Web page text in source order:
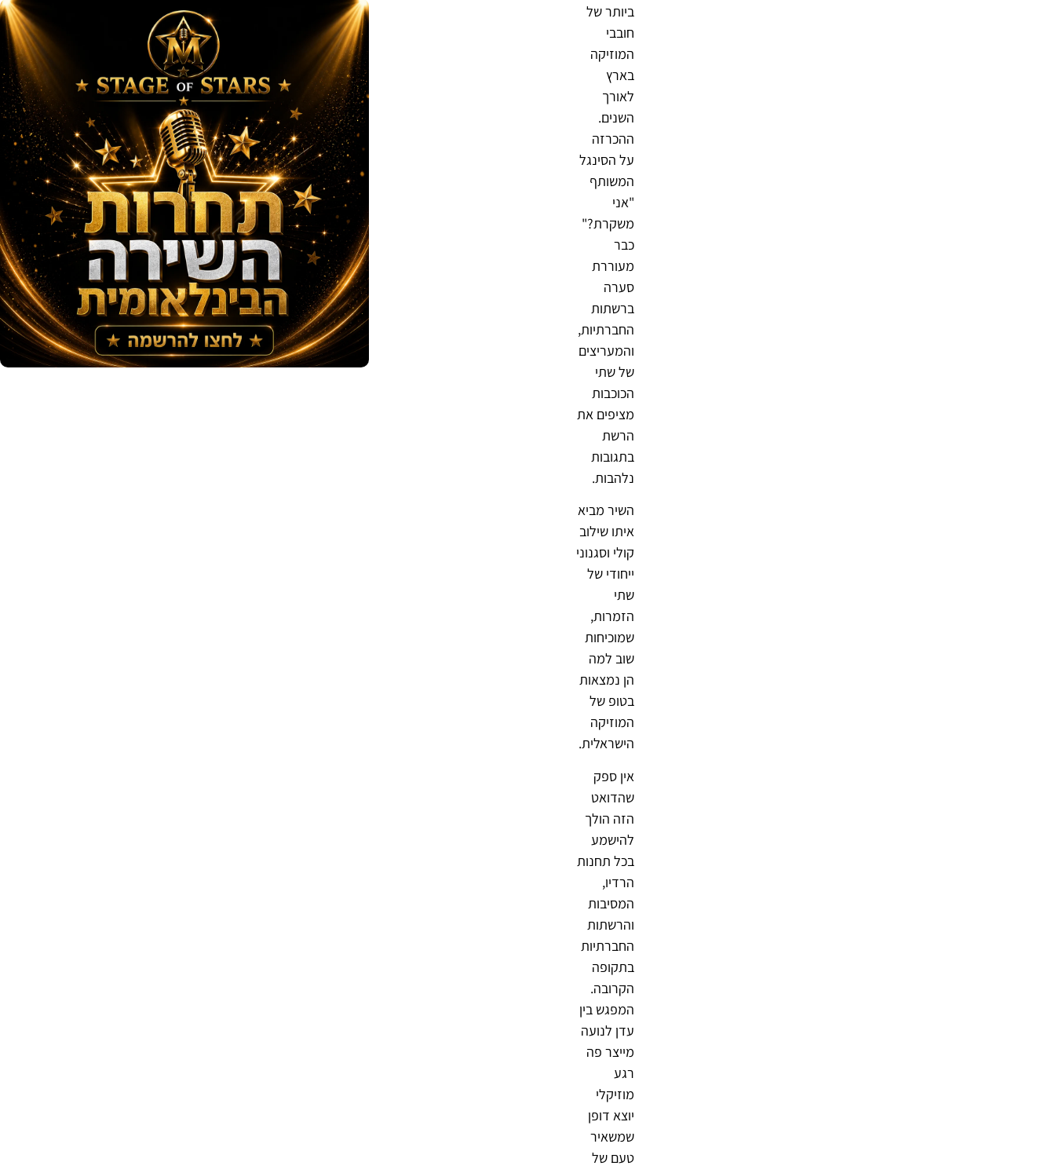
ביותר של
חובבי
המוזיקה
בארץ
לאורך
השנים.
ההכרזה
על הסינגל
המשותף
"אני
משקרת?"
כבר
מעוררת
סערה
ברשתות
החברתיות,
והמעריצים
של שתי
הכוכבות
מציפים את
הרשת
בתגובות
נלהבות.
השיר מביא
איתו שילוב
קולי וסגנוני
ייחודי של
שתי
הזמרות,
שמוכיחות
שוב למה
הן נמצאות
בטופ של
המוזיקה
הישראלית.
אין ספק
שהדואט
הזה הולך
להישמע
בכל תחנות
הרדיו,
המסיבות
והרשתות
החברתיות
בתקופה
הקרובה.
המפגש בין
עדן לנועה
מייצר פה
רגע
מוזיקלי
יוצא דופן
שמשאיר
טעם של